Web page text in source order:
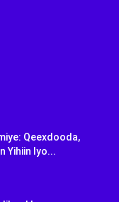
Qeexdooda,
Yihiin Iyo...